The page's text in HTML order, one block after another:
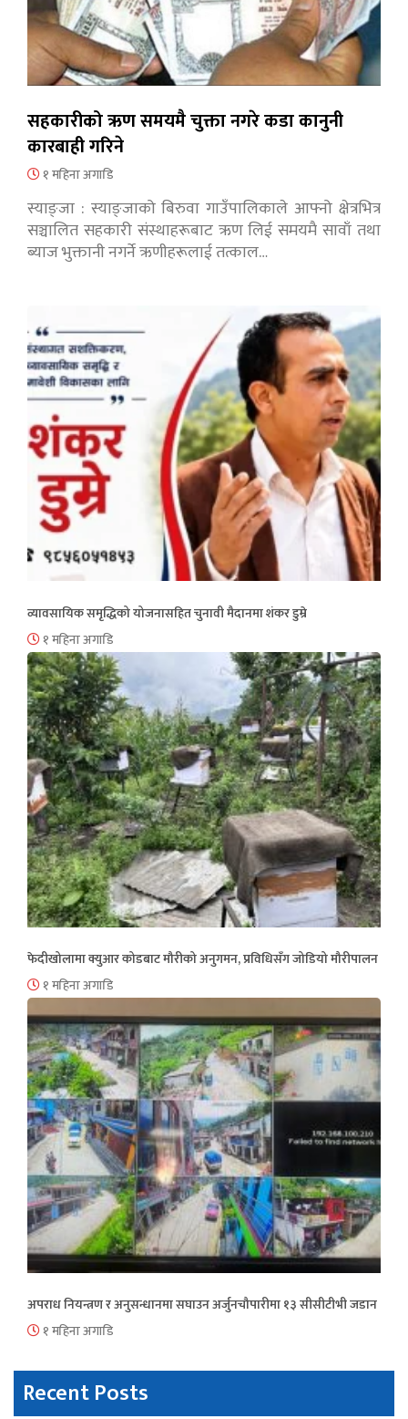
सहकारीको ऋण समयमै चुक्ता नगरे कडा कानुनी
कारबाही गरिने
१ महिना अगाडि
स्याङ्जा : स्याङ्जाको बिरुवा गाउँपालिकाले आफ्नो क्षेत्रभित्र
सञ्चालित सहकारी संस्थाहरूबाट ऋण लिई समयमै सावाँ तथा
ब्याज भुक्तानी नगर्ने ऋणीहरूलाई तत्काल…
व्यावसायिक समृद्धिको योजनासहित चुनावी मैदानमा शंकर डुम्रे
१ महिना अगाडि
फेदीखोलामा क्युआर कोडबाट मौरीको अनुगमन, प्रविधिसँग जोडियो मौरीपालन
१ महिना अगाडि
अपराध नियन्त्रण र अनुसन्धानमा सघाउन अर्जुनचौपारीमा १३ सीसीटीभी जडान
१ महिना अगाडि
Recent Posts